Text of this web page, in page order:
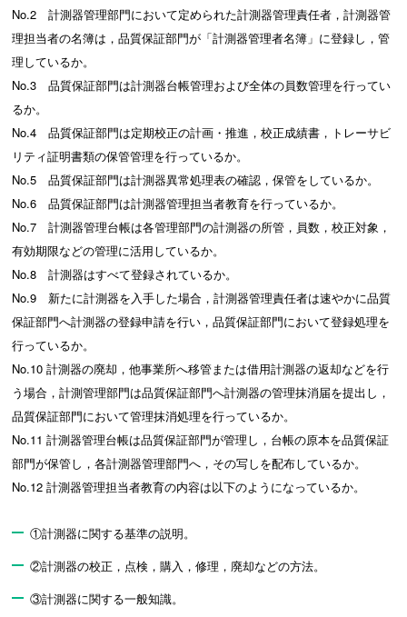
No.2 計測器管理部門において定められた計測器管理責任者，計測器管
理担当者の名簿は，品質保証部門が「計測器管理者名簿」に登録し，管
理しているか。
No.3 品質保証部門は計測器台帳管理および全体の員数管理を行ってい
るか。
No.4 品質保証部門は定期校正の計画・推進，校正成績書，トレーサビ
リティ証明書類の保管管理を行っているか。
No.5 品質保証部門は計測器異常処理表の確認，保管をしているか。
No.6 品質保証部門は計測器管理担当者教育を行っているか。
No.7 計測器管理台帳は各管理部門の計測器の所管，員数，校正対象，
有効期限などの管理に活用しているか。
No.8 計測器はすべて登録されているか。
No.9 新たに計測器を入手した場合，計測器管理責任者は速やかに品質
保証部門へ計測器の登録申請を行い，品質保証部門において登録処理を
行っているか。
No.10 計測器の廃却，他事業所へ移管または借用計測器の返却などを行
う場合，計測管理部門は品質保証部門へ計測器の管理抹消届を提出し，
品質保証部門において管理抹消処理を行っているか。
No.11 計測器管理台帳は品質保証部門が管理し，台帳の原本を品質保証
部門が保管し，各計測器管理部門へ，その写しを配布しているか。
No.12 計測器管理担当者教育の内容は以下のようになっているか。
①計測器に関する基準の説明。
②計測器の校正，点検，購入，修理，廃却などの方法。
③計測器に関する一般知識。